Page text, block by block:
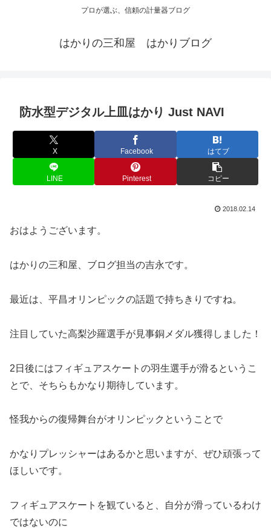
プロが選ぶ、信頼の計量器ブログ
はかりの三和屋 はかりブログ
防水型デジタル上皿はかり Just NAVI
X Facebook はてブ
LINE Pinterest コピー
2018.02.14
おはようございます。
はかりの三和屋、ブログ担当の吉永です。
最近は、平昌オリンピックの話題で持ちきりですね。
注目していた高梨沙羅選手が見事銅メダル獲得しました！
2日後にはフィギュアスケートの羽生選手が滑るというこ
とで、そちらもかなり期待しています。
怪我からの復帰舞台がオリンピックということで
かなりプレッシャーはあるかと思いますが、ぜひ頑張って
ほしいです。
フィギュアスケートを観ていると、自分が滑っているわけ
ではないのに